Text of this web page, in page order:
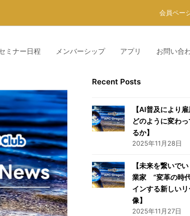
会員ペー
ミナー日程 メンバーシップ アプリ お問い合
Recent Posts
【AI普及により
どのように変わ
るか】
2025年11月28日
【未来を繋いで
業家 “変革の時
インする新しい
像】
2025年11月27日